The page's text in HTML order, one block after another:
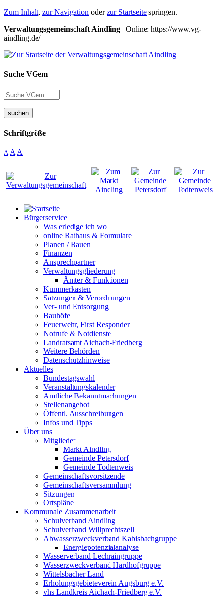
Zum Inhalt, zur Navigation oderzur Startseite springen.
Verwaltungsgemeinschaft Aindling | Online: https://www.vg-
aindling.de/
Suche VGem
suchen
Schriftgröße
A A A
Bürgerservice
Was erledige ich wo
online Rathaus & Formulare
Planen / Bauen
Finanzen
Ansprechpartner
Verwaltungsgliederung
Ämter & Funktionen
Kummerkasten
Satzungen & Verordnungen
Ver- und Entsorgung
Bauhöfe
Feuerwehr, First Responder
Notrufe & Notdienste
Landratsamt Aichach-Friedberg
Weitere Behörden
Datenschutzhinweise
Aktuelles
Bundestagswahl
Veranstaltungskalender
Amtliche Bekanntmachungen
Stellenangebot
Öffentl. Ausschreibungen
Infos und Tipps
Über uns
Mitglieder
Markt Aindling
Gemeinde Petersdorf
Gemeinde Todtenweis
Gemeinschaftsvorsitzende
Gemeinschaftsversammlung
Sitzungen
Ortspläne
Kommunale Zusammenarbeit
Schulverband Aindling
Schulverband Willprechtszell
Abwasserzweckverband Kabisbachgruppe
Energiepotenzialanalyse
Wasserverband Lechraingruppe
Wasserzweckverband Hardhofgruppe
Wittelsbacher Land
Erholungsgebieteverein Augsburg e.V.
vhs Landkreis Aichach-Friedberg e.V.